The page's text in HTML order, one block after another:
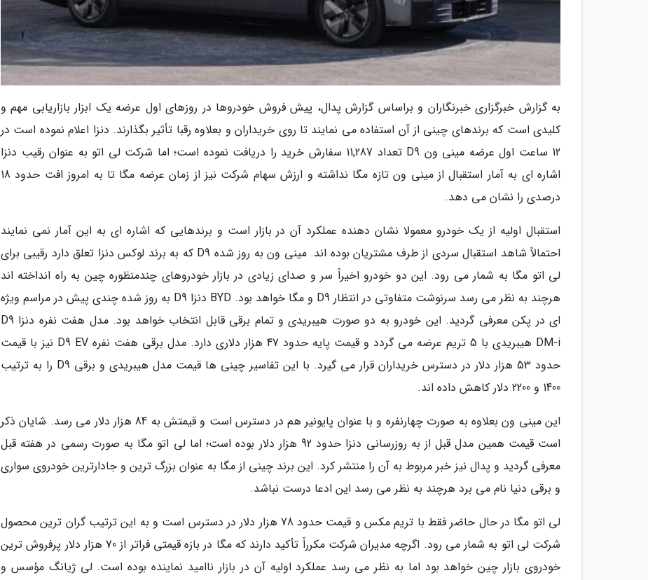
به گزارش خبرگزاری خبرنگاران و براساس گزارش پدال، پیش فروش خودروها در روزهای اول عرضه یک ابزار بازاریابی مهم و
کلیدی است که برندهای چینی از آن استفاده می نمایند تا روی خریداران و بعلاوه رقبا تأثیر بگذارند. دنزا اعلام نموده است در
12 ساعت اول عرضه مینی ون D9 تعداد 11,287 سفارش خرید را دریافت نموده است؛ اما شرکت لی اتو به عنوان رقیب دنزا
اشاره ای به آمار استقبال از مینی ون تازه مگا نداشته و ارزش سهام شرکت نیز از زمان عرضه مگا تا به امروز افت حدود 18
درصدی را نشان می دهد.
استقبال اولیه از یک خودرو معمولا نشان دهنده عملکرد آن در بازار است و برندهایی که اشاره ای به این آمار نمی نمایند
احتمالاً شاهد استقبال سردی از طرف مشتریان بوده اند. مینی ون به روز شده D9 که به برند لوکس دنزا تعلق دارد رقیبی برای
لی اتو مگا به شمار می رود. این دو خودرو اخیراً سر و صدای زیادی در بازار خودروهای چندمنظوره چین به راه انداخته اند
هرچند به نظر می رسد سرنوشت متفاوتی در انتظار D9 و مگا خواهد بود. BYD دنزا D9 به روز شده چندی پیش در مراسم ویژه
ای در پکن معرفی گردید. این خودرو به دو صورت هیبریدی و تمام برقی قابل انتخاب خواهد بود. مدل هفت نفره دنزا D9
DM-i هیبریدی با 5 تریم عرضه می گردد و قیمت پایه حدود 47 هزار دلاری دارد. مدل برقی هفت نفره D9 EV نیز با قیمت
حدود 53 هزار دلار در دسترس خریداران قرار می گیرد. با این تفاسیر چینی ها قیمت مدل هیبریدی و برقی D9 را به ترتیب
1400 و 2200 دلار کاهش داده اند.
این مینی ون بعلاوه به صورت چهارنفره و با عنوان پایونیر هم در دسترس است و قیمتش به 84 هزار دلار می رسد. شایان ذکر
است قیمت همین مدل قبل از به روزرسانی دنزا حدود 92 هزار دلار بوده است؛ اما لی اتو مگا به صورت رسمی در هفته قبل
معرفی گردید و پدال نیز خبر مربوط به آن را منتشر کرد. این برند چینی از مگا به عنوان بزرگ ترین و جادارترین خودروی سواری
و برقی دنیا نام می برد هرچند به نظر می رسد این ادعا درست نباشد.
لی اتو مگا در حال حاضر فقط با تریم مکس و قیمت حدود 78 هزار دلار در دسترس است و به این ترتیب گران ترین محصول
شرکت لی اتو به شمار می رود. اگرچه مدیران شرکت مکرراً تأکید دارند که مگا در بازه قیمتی فراتر از 70 هزار دلار پرفروش ترین
خودروی بازار چین خواهد بود اما به نظر می رسد عملکرد اولیه آن در بازار ناامید نماینده بوده است. لی ژیانگ مؤسس و